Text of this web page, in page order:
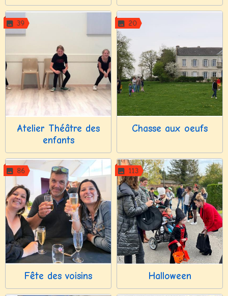
39
Atelier Théâtre des
enfants
20
Chasse aux oeufs
86
Fête des voisins
113
Halloween